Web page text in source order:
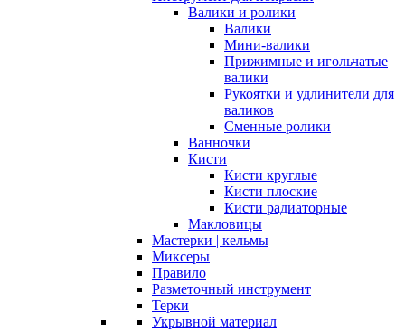
Валики и ролики
Валики
Мини-валики
Прижимные и игольчатые
валики
Рукоятки и удлинители для
валиков
Сменные ролики
Ванночки
Кисти
Кисти круглые
Кисти плоские
Кисти радиаторные
Макловицы
Мастерки | кельмы
Миксеры
Правило
Разметочный инструмент
Терки
Укрывной материал